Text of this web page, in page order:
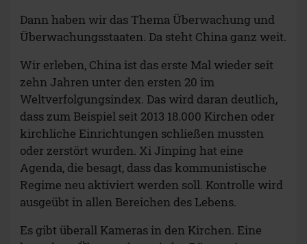
Dann haben wir das Thema Überwachung und
Überwachungsstaaten. Da steht China ganz weit.
Wir erleben, China ist das erste Mal wieder seit
zehn Jahren unter den ersten 20 im
Weltverfolgungsindex. Das wird daran deutlich,
dass zum Beispiel seit 2013 18.000 Kirchen oder
kirchliche Einrichtungen schließen mussten
oder zerstört wurden. Xi Jinping hat eine
Agenda, die besagt, dass das kommunistische
Regime neu aktiviert werden soll. Kontrolle wird
ausgeübt in allen Bereichen des Lebens.
Es gibt überall Kameras in den Kirchen. Eine